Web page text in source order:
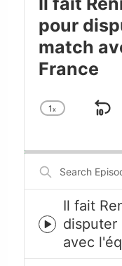
pour
match
France
Change
1x
Search
Episodes
Episode
play
icon
Il fait
disputer
avec